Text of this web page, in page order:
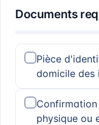
Documents
Pièce
domicile des
physique ou